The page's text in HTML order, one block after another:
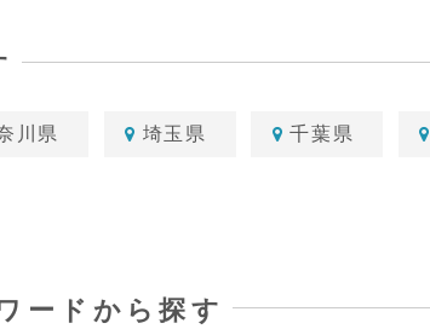
川県 埼玉県 千葉県
ードから探す